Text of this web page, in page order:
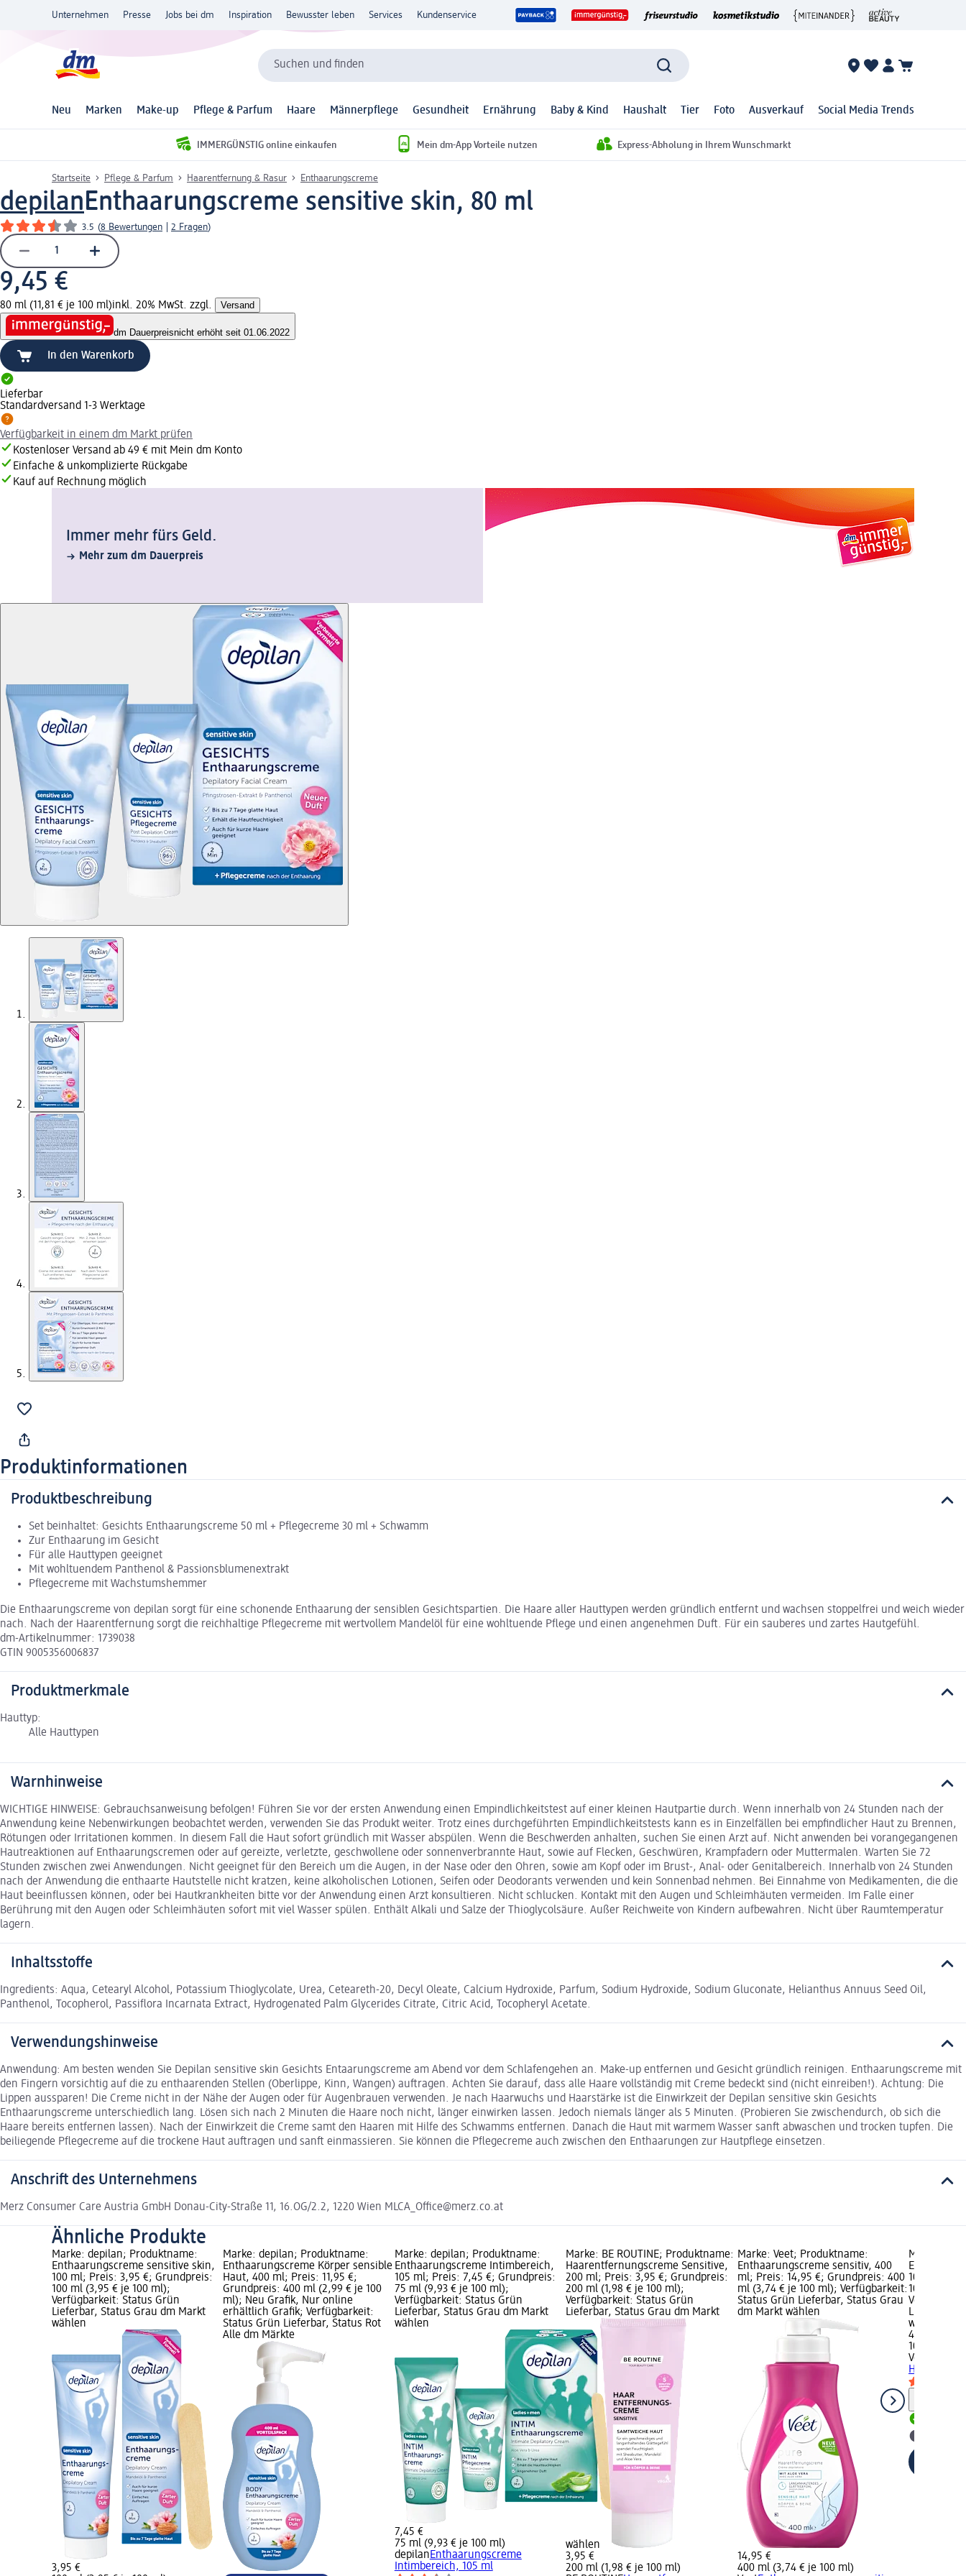
Unternehmen Presse Jobs bei dm Inspiration Bewusster leben Services Kundenservice
Suchen und finden
Neu Marken Make-up Pflege & Parfum Haare Männerpflege Gesundheit Ernährung Baby & Kind Haushalt Tier Foto Ausverkauf Social Media Trends
IMMERGÜNSTIG online einkaufen Mein dm-App Vorteile nutzen Express-Abholung in Ihrem Wunschmarkt
Startseite Pflege & Parfum Haarentfernung & Rasur Enthaarungscreme
depilanEnthaarungscreme sensitive skin, 80 ml
3.5 (8 Bewertungen 2 Fragen)
9,45 €
80 ml (11,81 € je 100 ml)inkl. 20% MwSt. zzgl. Versand
dm Dauerpreisnicht erhöht seit 01.06.2022
In den Warenkorb
Lieferbar
Standardversand 1-3 Werktage
Verfügbarkeit in einem dm Markt prüfen
Kostenloser Versand ab 49 € mit Mein dm Konto
Einfache & unkomplizierte Rückgabe
Kauf auf Rechnung möglich
Immer mehr fürs Geld.
Mehr zum dm Dauerpreis
Produktinformationen
Produktbeschreibung
Set beinhaltet: Gesichts Enthaarungscreme 50 ml + Pflegecreme 30 ml + Schwamm
Zur Enthaarung im Gesicht
Für alle Hauttypen geeignet
Mit wohltuendem Panthenol & Passionsblumenextrakt
Pflegecreme mit Wachstumshemmer
Die Enthaarungscreme von depilan sorgt für eine schonende Enthaarung der sensiblen Gesichtspartien. Die Haare aller Hauttypen werden gründlich entfernt und wachsen stoppelfrei und weich wieder
nach. Nach der Haarentfernung sorgt die reichhaltige Pflegecreme mit wertvollem Mandelöl für eine wohltuende Pflege und einen angenehmen Duft. Für ein sauberes und zartes Hautgefühl.
dm-Artikelnummer: 1739038
GTIN 9005356006837
Produktmerkmale
Hauttyp:
Alle Hauttypen
Warnhinweise
WICHTIGE HINWEISE: Gebrauchsanweisung befolgen! Führen Sie vor der ersten Anwendung einen Empindlichkeitstest auf einer kleinen Hautpartie durch. Wenn innerhalb von 24 Stunden nach der
Anwendung keine Nebenwirkungen beobachtet werden, verwenden Sie das Produkt weiter. Trotz eines durchgeführten Empindlichkeitstests kann es in Einzelfällen bei empfindlicher Haut zu Brennen,
Rötungen oder Irritationen kommen. In diesem Fall die Haut sofort gründlich mit Wasser abspülen. Wenn die Beschwerden anhalten, suchen Sie einen Arzt auf. Nicht anwenden bei vorangegangenen
Hautreaktionen auf Enthaarungscremen oder auf gereizte, verletzte, geschwollene oder sonnenverbrannte Haut, sowie auf Flecken, Geschwüren, Krampfadern oder Muttermalen. Warten Sie 72
Stunden zwischen zwei Anwendungen. Nicht geeignet für den Bereich um die Augen, in der Nase oder den Ohren, sowie am Kopf oder im Brust-, Anal- oder Genitalbereich. Innerhalb von 24 Stunden
nach der Anwendung die enthaarte Hautstelle nicht kratzen, keine alkoholischen Lotionen, Seifen oder Deodorants verwenden und kein Sonnenbad nehmen. Bei Einnahme von Medikamenten, die die
Haut beeinflussen können, oder bei Hautkrankheiten bitte vor der Anwendung einen Arzt konsultieren. Nicht schlucken. Kontakt mit den Augen und Schleimhäuten vermeiden. Im Falle einer
Berührung mit den Augen oder Schleimhäuten sofort mit viel Wasser spülen. Enthält Alkali und Salze der Thioglycolsäure. Außer Reichweite von Kindern aufbewahren. Nicht über Raumtemperatur
lagern.
Inhaltsstoffe
Ingredients: Aqua, Cetearyl Alcohol, Potassium Thioglycolate, Urea, Ceteareth-20, Decyl Oleate, Calcium Hydroxide, Parfum, Sodium Hydroxide, Sodium Gluconate, Helianthus Annuus Seed Oil,
Panthenol, Tocopherol, Passiflora Incarnata Extract, Hydrogenated Palm Glycerides Citrate, Citric Acid, Tocopheryl Acetate.
Verwendungshinweise
Anwendung: Am besten wenden Sie Depilan sensitive skin Gesichts Entaarungscreme am Abend vor dem Schlafengehen an. Make-up entfernen und Gesicht gründlich reinigen. Enthaarungscreme mit
den Fingern vorsichtig auf die zu enthaarenden Stellen (Oberlippe, Kinn, Wangen) auftragen. Achten Sie darauf, dass alle Haare vollständig mit Creme bedeckt sind (nicht einreiben!). Achtung: Die
Lippen aussparen! Die Creme nicht in der Nähe der Augen oder für Augenbrauen verwenden. Je nach Haarwuchs und Haarstärke ist die Einwirkzeit der Depilan sensitive skin Gesichts
Enthaarungscreme unterschiedlich lang. Lösen sich nach 2 Minuten die Haare noch nicht, länger einwirken lassen. Jedoch niemals länger als 5 Minuten. (Probieren Sie zwischendurch, ob sich die
Haare bereits entfernen lassen). Nach der Einwirkzeit die Creme samt den Haaren mit Hilfe des Schwamms entfernen. Danach die Haut mit warmem Wasser sanft abwaschen und trocken tupfen. Die
beiliegende Pflegecreme auf die trockene Haut auftragen und sanft einmassieren. Sie können die Pflegecreme auch zwischen den Enthaarungen zur Hautpflege einsetzen.
Anschrift des Unternehmens
Merz Consumer Care Austria GmbH Donau-City-Straße 11, 16.OG/2.2, 1220 Wien MLCA_Office@merz.co.at
Ähnliche Produkte
Marke: depilan; Produktname:
Enthaarungscreme sensitive skin,
100 ml; Preis: 3,95 €; Grundpreis:
100 ml (3,95 € je 100 ml);
Verfügbarkeit: Status Grün
Lieferbar, Status Grau dm Markt
wählen
3,95 €
Marke: depilan; Produktname:
Enthaarungscreme Körper sensible
Haut, 400 ml; Preis: 11,95 €;
Grundpreis: 400 ml (2,99 € je 100
ml); Neu Grafik, Nur online
erhältlich Grafik; Verfügbarkeit:
Status Grün Lieferbar, Status Rot
Alle dm Märkte
Marke: depilan; Produktname:
Enthaarungscreme Intimbereich,
105 ml; Preis: 7,45 €; Grundpreis:
75 ml (9,93 € je 100 ml);
Verfügbarkeit: Status Grün
Lieferbar, Status Grau dm Markt
wählen
7,45 €
75 ml (9,93 € je 100 ml)
depilanEnthaarungscreme
Intimbereich, 105 ml
Marke: BE ROUTINE; Produktname:
Haarentfernungscreme Sensitive,
200 ml; Preis: 3,95 €; Grundpreis:
200 ml (1,98 € je 100 ml);
Verfügbarkeit: Status Grün
Lieferbar, Status Grau dm Markt
wählen
3,95 €
200 ml (1,98 € je 100 ml)
Marke: Veet; Produktname:
Enthaarungscreme sensitiv, 400
ml; Preis: 14,95 €; Grundpreis: 400
ml (3,74 € je 100 ml); Verfügbarkeit:
Status Grün Lieferbar, Status Grau
dm Markt wählen
14,95 €
400 ml (3,74 € je 100 ml)
Marke:
100 ml;
100 ml
Lieferbar,
wählen
4,65 €
100 ml
Veet
Haut, 100